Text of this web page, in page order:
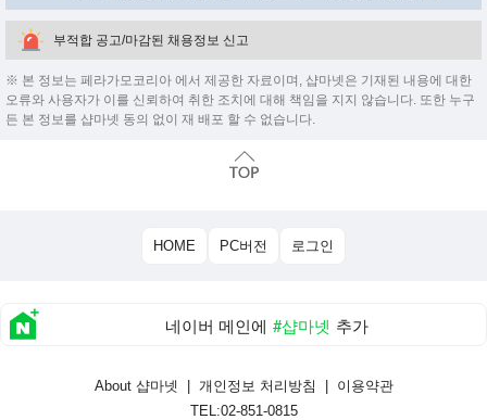
부적합 공고/마감된 채용정보 신고
※ 본 정보는 페라가모코리아 에서 제공한 자료이며, 샵마넷은 기재된 내용에 대한
오류와 사용자가 이를 신뢰하여 취한 조치에 대해 책임을 지지 않습니다. 또한 누구
든 본 정보를 샵마넷 동의 없이 재 배포 할 수 없습니다.
HOME PC버전 로그인
네이버 메인에 #샵마넷 추가
About 샵마넷 개인정보 처리방침
이용약관
TEL:02-851-0815